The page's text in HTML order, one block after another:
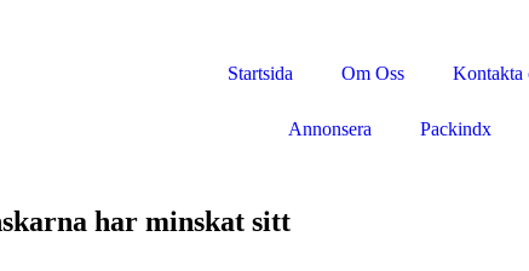
Startsida Om Oss Kontakta
Annonsera Packindx
har minskat sitt